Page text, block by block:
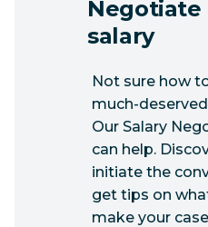
Negotiate
salary
Not sure how
much-
Our Salary
can help.
initiate the
get tips on
make your